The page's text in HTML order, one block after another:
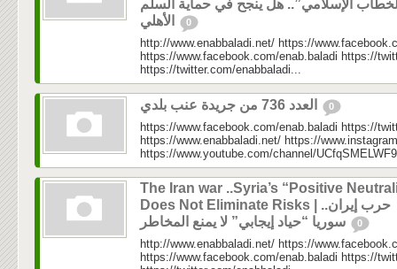
الإسلامي”.. هل ينجح في حماية السلم
0
http://www.enabbaladi.net/ https://
https://www.facebook.com/enab.baladi https://
https://twitter.com/enabbaladi...
0
https://www.facebook.com/enab.baladi https://
https://www.enabbaladi.net/ https://
https://www.youtube.com/channel/
The Iran war ..Syria’s “Positive
Does Not Eliminate Risks | حرب إيران..
0
http://www.enabbaladi.net/ https://
https://www.facebook.com/enab.baladi https://